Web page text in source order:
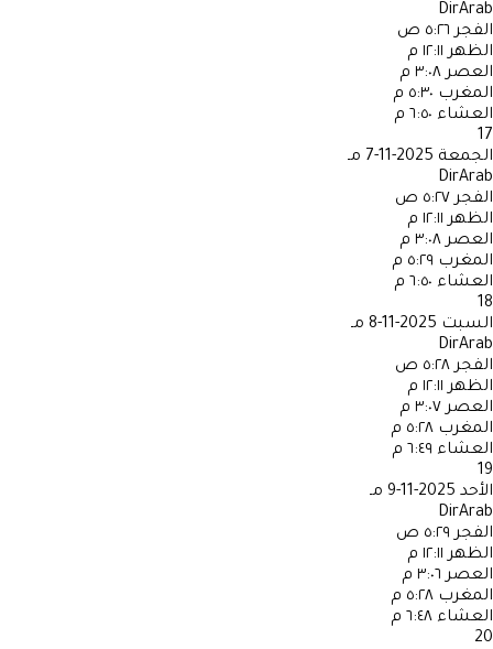
DirArab
الفجر ٥:٢٦ ص
الظهر ١٢:١١ م
العصر ٣:٠٨ م
المغرب ٥:٣٠ م
العشاء ٦:٥٠ م
17
الجمعة 2025-11-7 مـ
DirArab
الفجر ٥:٢٧ ص
الظهر ١٢:١١ م
العصر ٣:٠٨ م
المغرب ٥:٢٩ م
العشاء ٦:٥٠ م
18
السبت 2025-11-8 مـ
DirArab
الفجر ٥:٢٨ ص
الظهر ١٢:١١ م
العصر ٣:٠٧ م
المغرب ٥:٢٨ م
العشاء ٦:٤٩ م
19
الأحد 2025-11-9 مـ
DirArab
الفجر ٥:٢٩ ص
الظهر ١٢:١١ م
العصر ٣:٠٦ م
المغرب ٥:٢٨ م
العشاء ٦:٤٨ م
20